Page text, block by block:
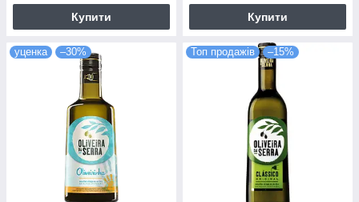
Купити Купити
уценка –30% Топ продажів –15%